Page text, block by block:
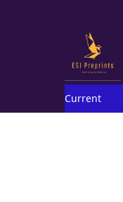
Current